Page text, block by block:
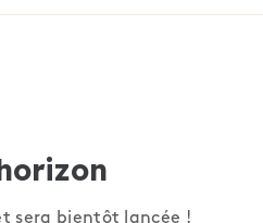
sera bientôt lancée !